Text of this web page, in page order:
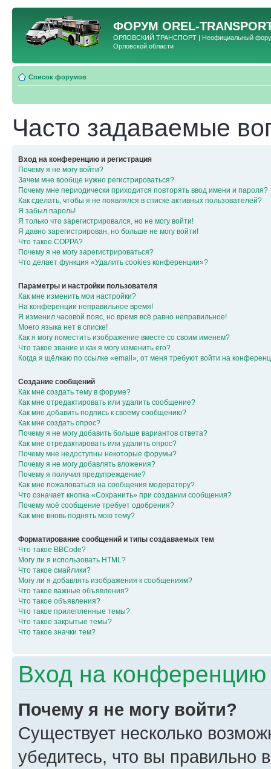
ФОРУМ OREL-
ОРЛОВСКИЙ ТРАНСПОРТ | Неофициальный форум
Орловской области
Список форумов
Часто задаваемые
Вход на конференцию и регистрация
Почему я не могу войти?
Зачем мне вообще нужно регистрироваться?
Почему мне периодически приходится повторять ввод имени и пароля?
Как сделать, чтобы я не появлялся в списке активных пользователей?
Я забыл пароль!
Я только что зарегистрировался, но не могу войти!
Я давно зарегистрирован, но больше не могу войти!
Что такое COPPA?
Почему я не могу зарегистрироваться?
Что делает функция «Удалить cookies конференции»?
Параметры и настройки пользователя
Как мне изменить мои настройки?
На конференции неправильное время!
Я изменил часовой пояс, но время всё равно неправильное!
Моего языка нет в списке!
Как я могу поместить изображение вместе со своим именем?
Что такое звание и как я могу изменить его?
Когда я щёлкаю по ссылке «email», от меня требуют войти на
Создание сообщений
Как мне создать тему в форуме?
Как мне отредактировать или удалить сообщение?
Как мне добавить подпись к своему сообщению?
Как мне создать опрос?
Почему я не могу добавить больше вариантов ответа?
Как мне отредактировать или удалить опрос?
Почему мне недоступны некоторые форумы?
Почему я не могу добавлять вложения?
Почему я получил предупреждение?
Как мне пожаловаться на сообщения модератору?
Что означает кнопка «Сохранить» при создании сообщения?
Почему моё сообщение требует одобрения?
Как мне вновь поднять мою тему?
Форматирование сообщений и типы создаваемых тем
Что такое BBCode?
Могу ли я использовать HTML?
Что такое смайлики?
Могу ли я добавлять изображения к сообщениям?
Что такое важные объявления?
Что такое объявления?
Что такое прилепленные темы?
Что такое закрытые темы?
Что такое значки тем?
Вход на конференцию
Почему я не могу войти?
Существует несколько
убедитесь, что вы правильно